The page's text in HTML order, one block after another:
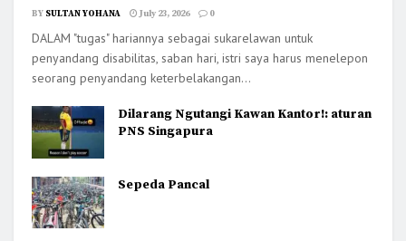
BY SULTAN YOHANA July 23, 2026 0
DALAM "tugas" hariannya sebagai sukarelawan untuk
penyandang disabilitas, saban hari, istri saya harus menelepon
seorang penyandang keterbelakangan...
Dilarang Ngutangi Kawan Kantor!: aturan
PNS Singapura
Sepeda Pancal